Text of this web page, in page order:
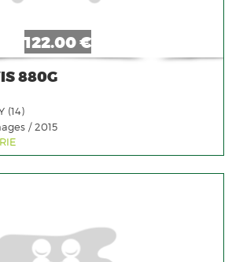
122.00 €
880G
(14)
/ 2015